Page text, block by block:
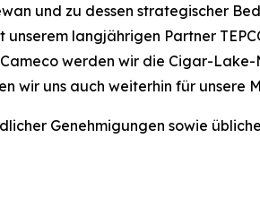
und zu dessen strategischer
langjährigen Partner
werden wir die Cigar-
wir uns auch weiterhin für unsere
Genehmigungen sowie